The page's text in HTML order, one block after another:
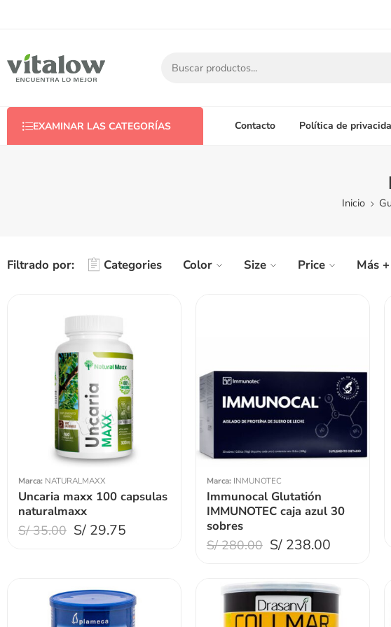
EXAMINAR LAS CATEGORÍAS Contacto Política de
Inicio
Filtrado por: Categories Color Size Price Más +
Marca: NATURALMAXX
Uncaria maxx 100 capsulas
naturalmaxx
S/35.00 S/ 29.75
Marca: INMUNOTEC
Immunocal Glutatión
IMMUNOTEC caja azul 30
sobres
S/280.00 S/238.00